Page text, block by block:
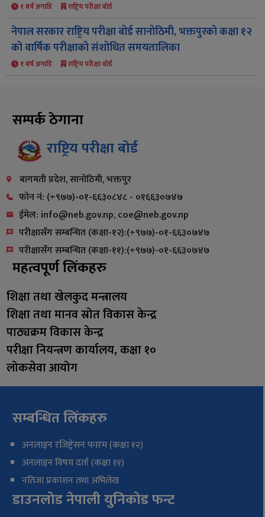
१ बर्ष अगाडि राष्ट्रिय परीक्षा बोर्ड
नेपाल सरकार राष्ट्रिय परीक्षा बोर्ड सानोठिमी, भक्तपुरको कक्षा १२
को वार्षिक परीक्षाको संशोधित समयतालिका
१ बर्ष अगाडि राष्ट्रिय परीक्षा बोर्ड
सम्पर्क ठेगाना
राष्ट्रिय परीक्षा बोर्ड
बागमती प्रदेश, सानोठिमी, भक्तपुर
फोन नं: (+९७७)-०१-६६३०८४८ - ०१६६३०७४७
ईमेल: info@neb.gov.np, coe@neb.gov.np
परीक्षासँग सम्बन्धित (कक्षा-१२):(+९७७)-०१-६६३०७४७
परीक्षासँग सम्बन्धित (कक्षा-११):(+९७७)-०१-६६३०७४७
महत्वपूर्ण लिंकहरु
शिक्षा तथा खेलकुद मन्त्रालय
शिक्षा तथा मानव स्रोत विकास केन्द्र
पाठ्यक्रम विकास केन्द्र
परीक्षा नियन्त्रण कार्यालय, कक्षा १०
लोकसेवा आयोग
सम्बन्धित लिंकहरु
अनलाइन रजिष्ट्रेसन फारम (कक्षा १२)
अनलाइन विषय दर्ता (कक्षा ११)
नतिजा प्रकाशन तथा अभिलेख
डाउनलोड नेपाली युनिकोड फन्ट